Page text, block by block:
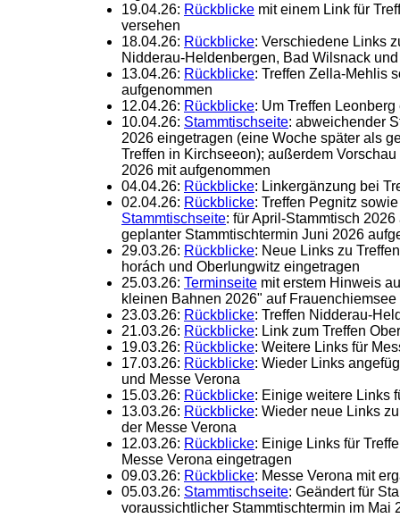
19.04.26: Rückblicke mit einem Link für
versehen
18.04.26: Rückblicke: Verschiedene Links
Nidderau-Heldenbergen, Bad Wilsnack
13.04.26: Rückblicke: Treffen Zella-Mehlis
aufgenommen
12.04.26: Rückblicke: Um Treffen Leonberg
10.04.26: Stammtischseite: abweichender
2026 eingetragen (eine Woche später als
Treffen in Kirchseeon); außerdem
2026 mit aufgenommen
04.04.26: Rückblicke: Linkergänzung bei
02.04.26: Rückblicke: Treffen Pegnitz
Stammtischseite: für April-Stammtisch
geplanter Stammtischtermin Juni 2026
29.03.26: Rückblicke: Neue Links zu
horách und Oberlungwitz eingetragen
25.03.26: Terminseite mit erstem Hinweis
kleinen Bahnen 2026" auf
23.03.26: Rückblicke: Treffen Nidderau-
21.03.26: Rückblicke: Link zum Treffen
19.03.26: Rückblicke: Weitere Links für
17.03.26: Rückblicke: Wieder Links
und Messe Verona
15.03.26: Rückblicke: Einige weitere Links
13.03.26: Rückblicke: Wieder neue Links
der Messe Verona
12.03.26: Rückblicke: Einige Links für
Messe Verona eingetragen
09.03.26: Rückblicke: Messe Verona mit
05.03.26: Stammtischseite: Geändert für
voraussichtlicher Stammtischtermin im Mai